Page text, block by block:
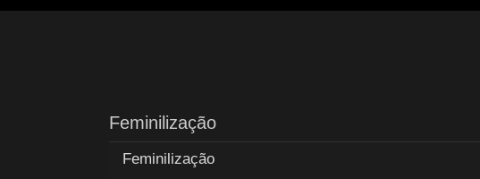
Feminilização
Feminilização